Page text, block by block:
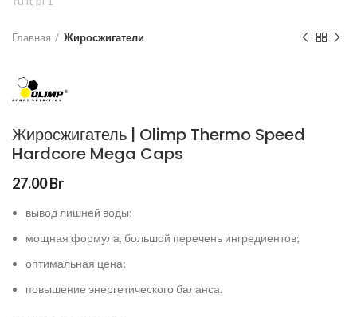
Главная Жиросжигатели
Жиросжигатель | Olimp Thermo Speed
Hardcore Mega Caps
27.00Br
вывод лишней воды;
мощная формула, большой перечень ингредиентов;
оптимальная цена;
повышение энергетического баланса.